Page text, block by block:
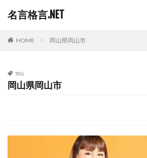
名言格言.NET
HOME 岡山県岡山市
TAG
岡山県岡山市